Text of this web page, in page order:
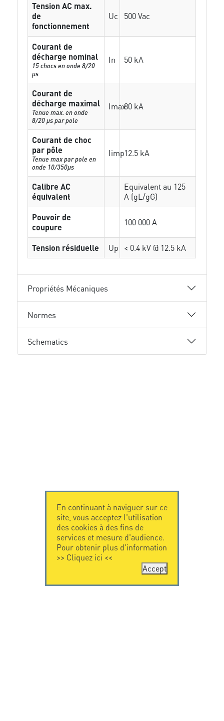
Tension AC max.
de
fonctionnement
Uc 500 Vac
Courant de
décharge nominal
15 chocs en onde 8/20
µs
In 50 kA
Courant de
décharge maximal
Tenue max. en onde
8/20 µs par pole
Imax80 kA
Courant de choc
par pôle
Tenue max par pole en
onde 10/350µs
Iimp12.5 kA
Calibre AC
équivalent
Equivalent au 125
A (gL/gG)
Pouvoir de
coupure
100 000 A
Tension résiduelle Up < 0.4 kV @ 12.5 kA
Propriétés Mécaniques
Normes
Schematics
En continuant à naviguer sur ce
site, vous acceptez l'utilisation
des cookies à des fins de
services et mesure d'audience.
Pour obtenir plus d'information
>> Cliquez ici <<
Accept